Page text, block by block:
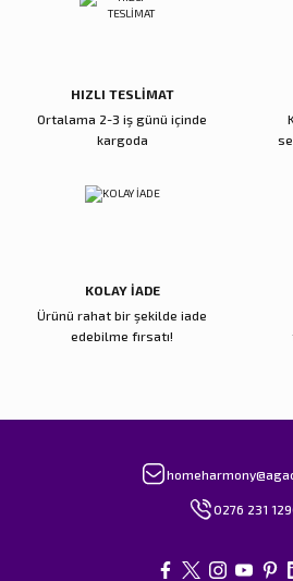
Ürün bilgilerinde hatalar bulunuyor.
HIZLI TESLİMAT
Ortalama 2-3 iş günü içinde
kargoda
KOLAY İADE
Ürünü rahat bir şekilde iade
edebilme fırsatı!
0276 231